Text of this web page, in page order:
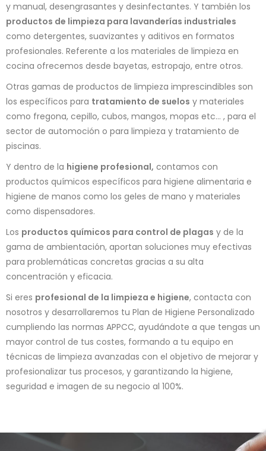
y manual, desengrasantes y desinfectantes. Y también los
productos de limpieza para lavanderías industriales
como detergentes, suavizantes y aditivos en formatos
profesionales. Referente a los materiales de limpieza en
cocina ofrecemos desde bayetas, estropajo, entre otros.
Otras gamas de productos de limpieza imprescindibles son
los específicos para tratamiento de suelos y materiales
como fregona, cepillo, cubos, mangos, mopas etc... , para el
sector de automoción o para limpieza y tratamiento de
piscinas.
Y dentro de la higiene profesional, contamos con
productos químicos específicos para higiene alimentaria e
higiene de manos como los geles de mano y materiales
como dispensadores.
Los productos químicos para control de plagas y de la
gama de ambientación, aportan soluciones muy efectivas
para problemáticas concretas gracias a su alta
concentración y eficacia.
Si eres profesional de la limpieza e higiene, contacta con
nosotros y desarrollaremos tu Plan de Higiene Personalizado
cumpliendo las normas APPCC, ayudándote a que tengas un
mayor control de tus costes, formando a tu equipo en
técnicas de limpieza avanzadas con el objetivo de mejorar y
profesionalizar tus procesos, y garantizando la higiene,
seguridad e imagen de su negocio al 100%.